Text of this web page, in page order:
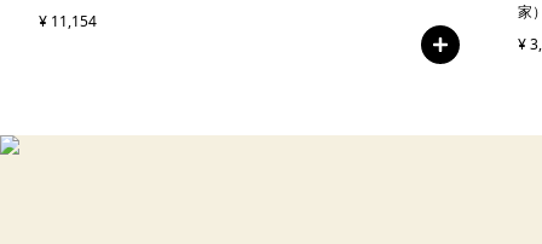
¥ 11,154
家
¥